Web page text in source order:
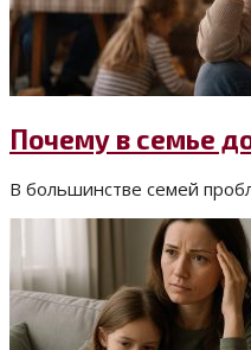
Почему в семье
В большинстве семей